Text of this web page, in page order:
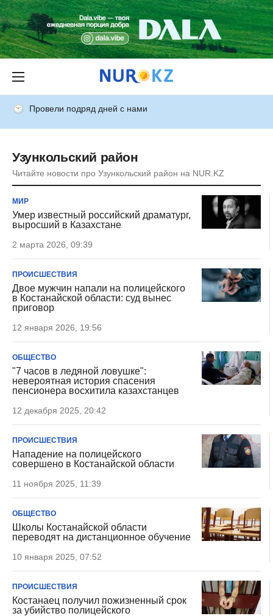
Провели подряд дней с нами
Узункольский район
Читайте новости про Узункольский район на NUR.KZ
МИР
Умер известный российский драматург,
выросший в Казахстане
2 марта 2026, 09:39
ПРОИСШЕСТВИЯ
Двое мужчин напали на полицейского
в Костанайской области: суд вынес
приговор
12 января 2026, 19:56
ОБЩЕСТВО
"7 часов в ледяной ловушке":
невероятная история спасения
пенсионера восхитила казахстанцев
12 декабря 2025, 20:42
ПРОИСШЕСТВИЯ
Нападение на полицейского
совершено в Костанайской области
11 ноября 2025, 11:39
ОБЩЕСТВО
Школы Костанайской области
переводят на дистанционное обучение
10 января 2025, 07:52
ПРОИСШЕСТВИЯ
Костанаец получил пожизненный срок
за убийство полицейского